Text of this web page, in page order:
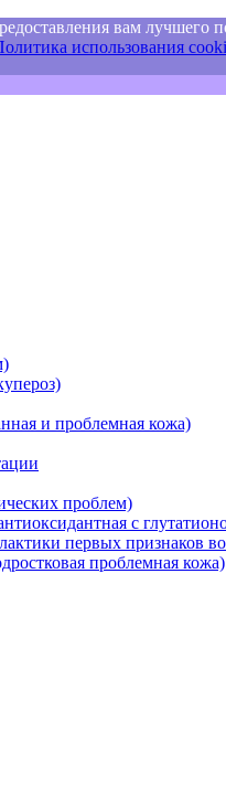
вам лучшего
использования
и проблемная кожа)
проблем)
с
первых признаков
проблемная кожа)